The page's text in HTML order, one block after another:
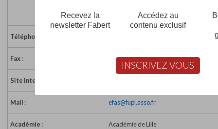
Téléphone :
Fax : 03 27 42 27 77
Site Internet :
Mail : efas@fupl.asso.fr
Académie :
Académie de Lille
Recevez la
newsletter Fabert
Accédez au
contenu exclusif
INSCRIVEZ-VOUS